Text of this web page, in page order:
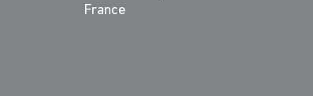
France